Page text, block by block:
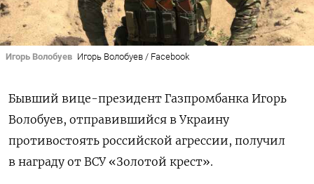
Игорь Волобуев Игорь Волобуев / Facebook
Бывший вице-президент Газпромбанка Игорь
Волобуев, отправившийся в Украину
противостоять российской агрессии, получил
в награду от ВСУ «Золотой крест».